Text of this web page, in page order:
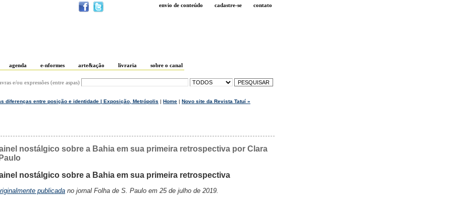
envio de conteúdo cadastre-se contato
agenda e-nformes arte&ação livraria sobre o canal
e/ou expressões (entre aspas)
diferenças entre posição e identidade | Exposição, Metrópolis | Home | Novo site da Revista Tatuí »
nostálgico sobre a Bahia em sua primeira retrospectiva por Clara
nostálgico sobre a Bahia em sua primeira retrospectiva
publicada no jornal Folha de S. Paulo em 25 de julho de 2019.